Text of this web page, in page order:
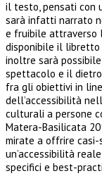
il testo, pensati con
sarà infatti narrato
e fruibile attraverso
disponibile il libretto
inoltre sarà
spettacolo e il
fra gli obiettivi in
dell’accessibilità
culturali a persone
Matera-Basilicata
mirate a offrire casi-
un’accessibilità
specifici e best-